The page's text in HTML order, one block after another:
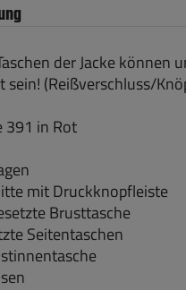
der Jacke können
sein! (Reißverschluss/
391 in Rot
mit Druckknopfleiste
Brusttasche
Seitentaschen